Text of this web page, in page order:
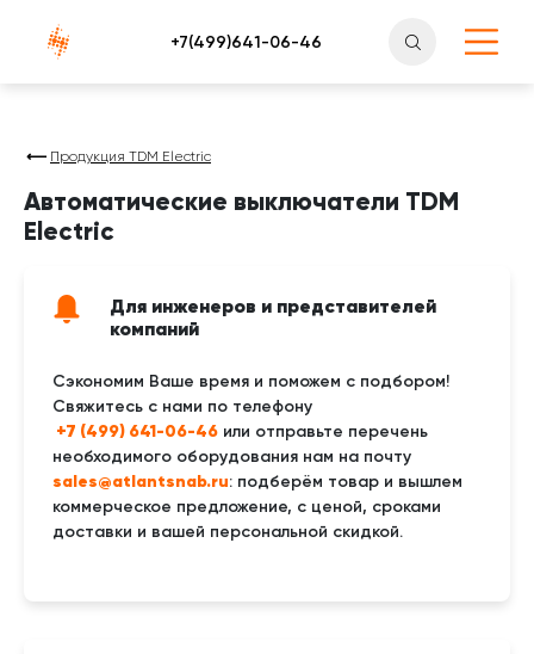
Атлантснаб
Продукция TDM Electric
Автоматические выключатели TDM
Electric
Для инженеров и представителей
компаний
Сэкономим Ваше время и поможем с подбором!
Свяжитесь с нами по телефону
+7 (499) 641-06-46 или отправьте перечень
необходимого оборудования нам на почту
sales@atlantsnab.ru: подберём товар и вышлем
коммерческое предложение, с ценой, сроками
доставки и вашей персональной скидкой.